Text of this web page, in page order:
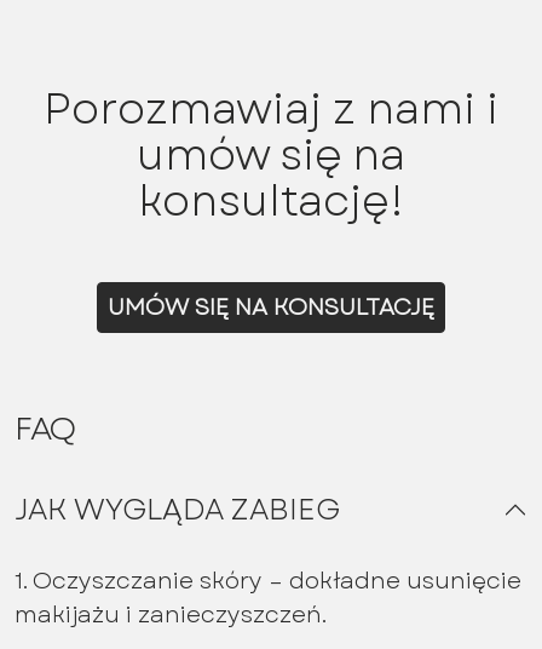
Porozmawiaj z nami i
umów się na
konsultację!
UMÓW SIĘ NA KONSULTACJĘ
FAQ
JAK WYGLĄDA ZABIEG
1. Oczyszczanie skóry – dokładne usunięcie
makijażu i zanieczyszczeń.